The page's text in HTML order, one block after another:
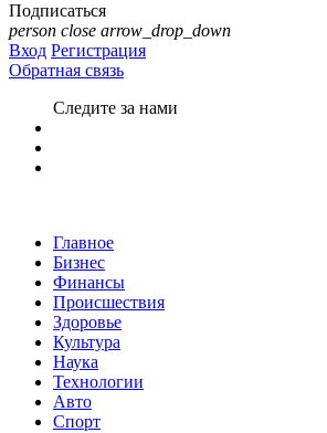
Подписаться
person close arrow_drop_down
Вход Регистрация
Обратная связь
Следите за нами
Главное
Бизнес
Финансы
Происшествия
Здоровье
Культура
Наука
Технологии
Авто
Спорт